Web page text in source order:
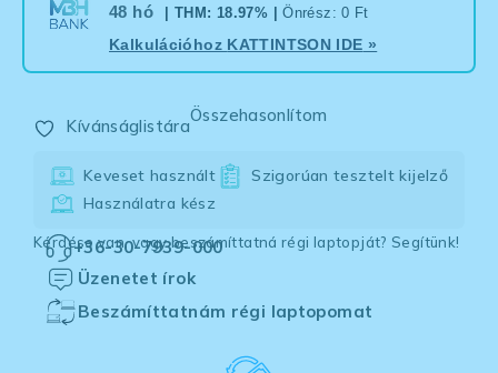
48 hó
| THM: 18.97% |Önrész: 0 Ft
Kalkulációhoz KATTINTSON IDE »
Kívánságlistára
Összehasonlítom
Keveset használt
Szigorúan tesztelt kijelző
Használatra kész
Kérdése van, vagy beszámíttatná régi laptopját? Segítünk!
+36-30-7939-000
Üzenetet írok
Beszámíttatnám régi laptopomat